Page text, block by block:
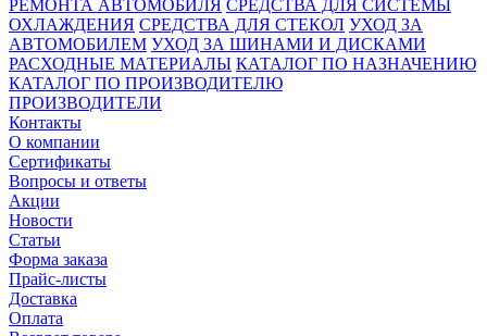
РЕМОНТА АВТОМОБИЛЯ СРЕДСТВА ДЛЯ СИСТЕМЫ
ОХЛАЖДЕНИЯ СРЕДСТВА ДЛЯ СТЕКОЛ УХОД ЗА
АВТОМОБИЛЕМ УХОД ЗА ШИНАМИ И ДИСКАМИ
РАСХОДНЫЕ МАТЕРИАЛЫ КАТАЛОГ ПО НАЗНАЧЕНИЮ
КАТАЛОГ ПО ПРОИЗВОДИТЕЛЮ
ПРОИЗВОДИТЕЛИ
Контакты
О компании
Сертификаты
Вопросы и ответы
Акции
Новости
Статьи
Форма заказа
Прайс-листы
Доставка
Оплата